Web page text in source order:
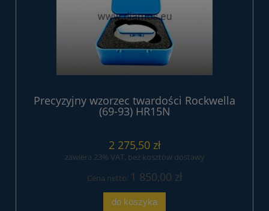
Precyzyjny wzorzec twardości Rockwella
(69-93) HR15N
2 275,50 zł
zawiera 23% VAT, bez kosztów dostawy
Cena netto: 1 850,00 zł
do koszyka